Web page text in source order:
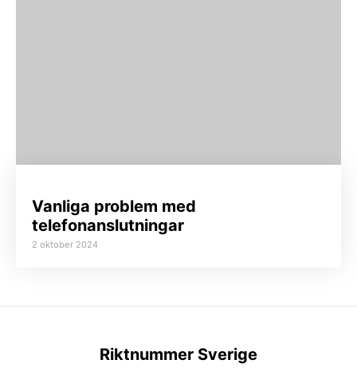
Vanliga problem med
telefonanslutningar
2 oktober 2024
Riktnummer Sverige